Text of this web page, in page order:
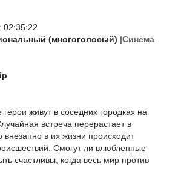
02:35:22
(многоголосый) |Синема
герои живут в соседних городках на
встреча перерастает в
в их жизни происходит
Смогут ли влюбленные
счастливы, когда весь мир против